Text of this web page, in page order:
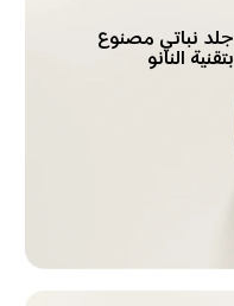
جلد نباتي مصنوع
بتقنية النانو